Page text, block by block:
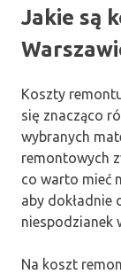
Jakie są
Koszty
się znacząco
wybranych
remontowych
co warto mieć
aby dokładnie
niespodzianek
Na koszt